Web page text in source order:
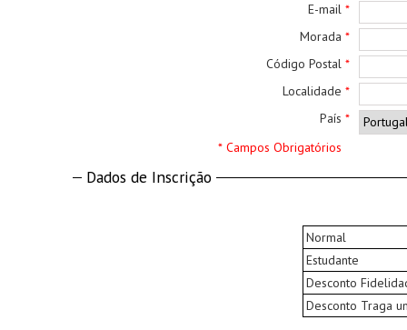
E-mail *
Morada *
Código Postal *
Localidade *
País *
* Campos Obrigatórios
Dados de Inscrição
Normal
Estudante
Desconto
Desconto Traga